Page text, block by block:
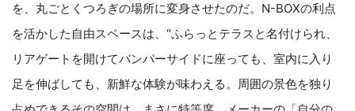
を、丸ごとくつろぎの場所に変身させたのだ。N-BOXの利点
を活かした自由スペースは、“ふらっとテラスと名付けられ、
リアゲートを開けてバンパーサイドに座っても、室内に入り
足を伸ばしても、新鮮な体験が味わえる。周囲の景色を独り